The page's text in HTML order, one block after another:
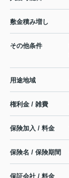
敷金積み増し
その他条件
用途地域
権利金 / 雑費
保険加入 / 料金
保険名 / 保険期間
保証会社 / 料金